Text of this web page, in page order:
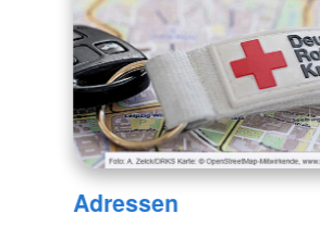
Adressen